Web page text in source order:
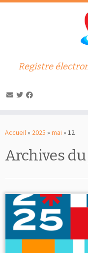
au
Registre
Accueil» 2025 » mai » 12
Archives